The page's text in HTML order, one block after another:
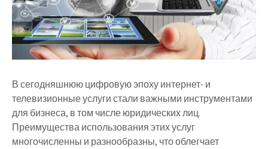
В сегодняшнюю цифровую эпоху интернет- и
телевизионные услуги стали важными инструментами
для бизнеса, в том числе юридических лиц.
Преимущества использования этих услуг
многочисленны и разнообразны, что облегчает